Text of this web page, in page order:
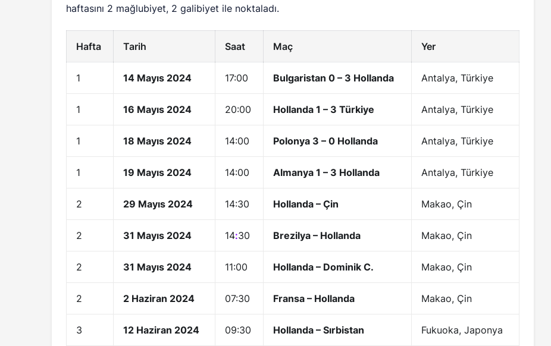
haftasını 2 mağlubiyet, 2 galibiyet ile noktaladı.
Hafta Tarih Saat Maç Yer
1 14 Mayıs 2024 17:00 Bulgaristan 0 – 3 Hollanda Antalya, Türkiye
1 16 Mayıs 2024 20:00 Hollanda 1 – 3 Türkiye Antalya, Türkiye
1 18 Mayıs 2024 14:00 Polonya 3 – 0 Hollanda Antalya, Türkiye
1 19 Mayıs 2024 14:00 Almanya 1 – 3 Hollanda Antalya, Türkiye
2 29 Mayıs 2024 14:30 Hollanda – Çin Makao, Çin
2 31 Mayıs 2024 14:30 Brezilya – Hollanda Makao, Çin
2 31 Mayıs 2024 11:00 Hollanda – Dominik C. Makao, Çin
2 2 Haziran 2024 07:30 Fransa – Hollanda Makao, Çin
3 12 Haziran 2024 09:30 Hollanda – Sırbistan Fukuoka, Japonya